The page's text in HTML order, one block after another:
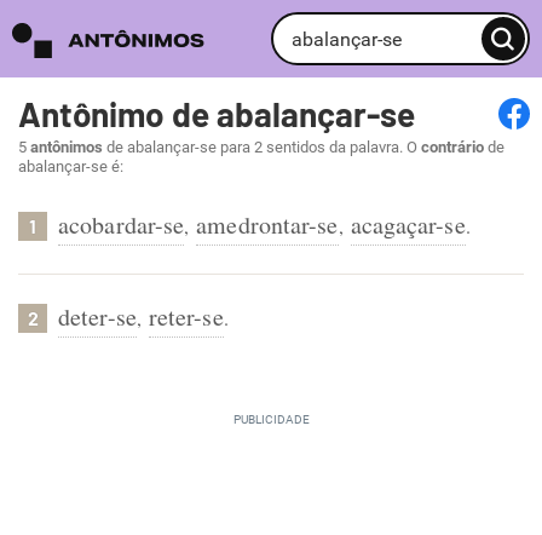
Antônimo de abalançar-se
5 antônimos de abalançar-se para 2 sentidos da palavra. O contrário de
abalançar-se é:
1 acobardar-se, amedrontar-se, acagaçar-se.
2 deter-se, reter-se.